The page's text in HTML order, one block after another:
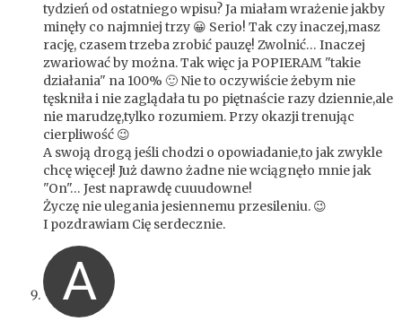
tydzień od ostatniego wpisu? Ja miałam wrażenie jakby
minęły co najmniej trzy 😀 Serio! Tak czy inaczej,masz
rację, czasem trzeba zrobić pauzę! Zwolnić… Inaczej
zwariować by można. Tak więc ja POPIERAM "takie
działania" na 100% 🙂 Nie to oczywiście żebym nie
tęskniła i nie zaglądała tu po piętnaście razy dziennie,ale
nie marudzę,tylko rozumiem. Przy okazji trenując
cierpliwość 😉
A swoją drogą jeśli chodzi o opowiadanie,to jak zwykle
chcę więcej! Już dawno żadne nie wciągnęło mnie jak
"On"… Jest naprawdę cuuudowne!
Życzę nie ulegania jesiennemu przesileniu. 😉
I pozdrawiam Cię serdecznie.
A